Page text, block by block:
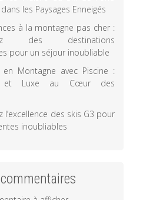
les Paysages Enneigés
à la montagne pas cher :
des destinations
pour un séjour inoubliable
en Montagne avec Piscine :
et Luxe au Cœur des
l’excellence des skis G3 pour
inoubliables